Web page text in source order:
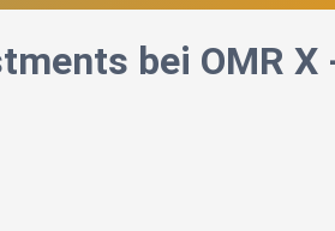
bei OMR X